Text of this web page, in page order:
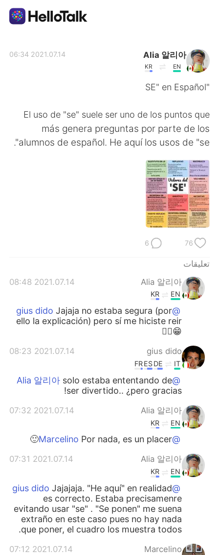
English 简体中文
Português
Alia 알리아
EN
KR
2021.07.14 06:34
"SE" en Español
El uso de "se" suele ser uno de los puntos que
más genera preguntas por parte de los
alumnos de español. He aquí los usos de "se".
76
6
تعليقات
Alia 알리아
2021.07.14 08:48
EN
KR
@gius dido
Jajaja no estaba segura (por
ello la explicación) pero sí me hiciste reir
😁👍🏻
gius dido
2021.07.14 08:23
IT
DE
ES
FR
@Alia 알리아
solo estaba ententando de
ser divertido.. ¿pero gracias!
Alia 알리아
2021.07.14 07:32
EN
KR
@Marcelino
Por nada, es un placer🙂
Alia 알리아
2021.07.14 07:31
EN
KR
@gius dido
Jajajaja. "He aquí" en realidad
es correcto. Estaba precisamenre
evitando usar "se" . "Se ponen" me suena
extraño en este caso pues no hay nada
que poner, el cuadro los muestra todos.
Marcelino
2021.07.14 07:12